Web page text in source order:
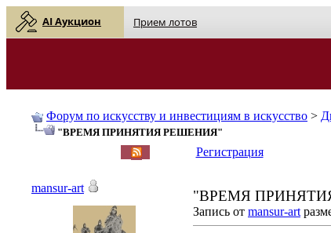
AI Аукцион Прием лотов
Форум по искусству и инвестициям в искусство >
"ВРЕМЯ ПРИНЯТИЯ РЕШЕНИЯ"
Регистрация
"ВРЕМЯ
Запись от mansur-art
mansur-art